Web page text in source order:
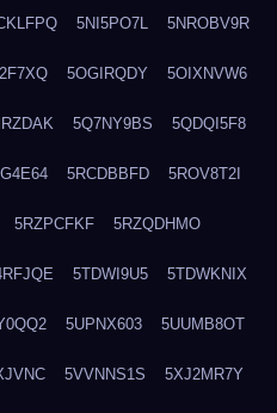
5NI5PO7L 5NROBV9R
5OGIRQDY 5OIXNVW6
5Q7NY9BS 5QDQI5F8
5RCDBBFD 5ROV8T2I
5RZPCFKF 5RZQDHMO
5TDWI9U5 5TDWKNIX
5UPNX603 5UUMB8OT
5VVNNS1S 5XJ2MR7Y